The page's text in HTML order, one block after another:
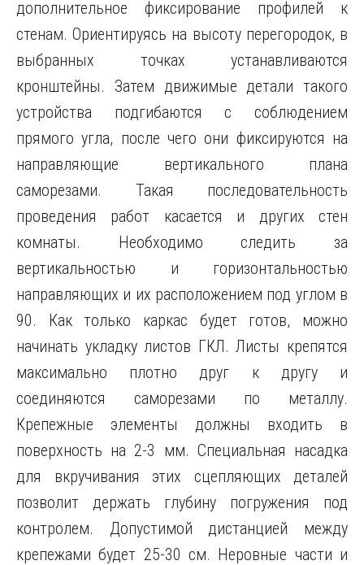
дополнительное фиксирование профилей к
стенам. Ориентируясь на высоту перегородок, в
выбранных точках устанавливаются
кронштейны. Затем движимые детали такого
устройства подгибаются с соблюдением
прямого угла, после чего они фиксируются на
направляющие вертикального плана
саморезами. Такая последовательность
проведения работ касается и других стен
комнаты. Необходимо следить за
вертикальностью и горизонтальностью
направляющих и их расположением под углом в
90. Как только каркас будет готов, можно
начинать укладку листов ГКЛ. Листы крепятся
максимально плотно друг к другу и
соединяются саморезами по металлу.
Крепежные элементы должны входить в
поверхность на 2-3 мм. Специальная насадка
для вкручивания этих сцепляющих деталей
позволит держать глубину погружения под
контролем. Допустимой дистанцией между
крепежами будет 25-30 см. Неровные части и